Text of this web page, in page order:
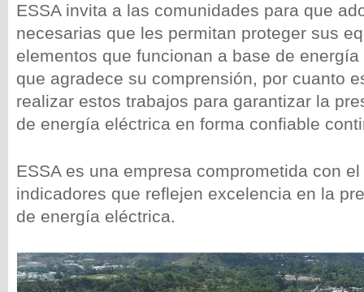
ESSA invita a las comunidades para que
necesarias que les permitan proteger sus
elementos que funcionan a base de
que agradece su comprensión, por cuanto
realizar estos trabajos para garantizar la
de energía eléctrica en forma confiable
ESSA es una empresa comprometida con
indicadores que reflejen excelencia en la
de energía eléctrica.